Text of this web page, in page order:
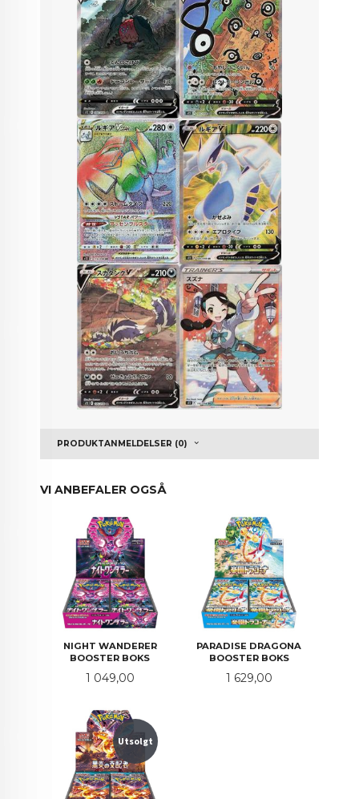
PRODUKTANMELDELSER (0)
VI ANBEFALER OGSÅ
NIGHT WANDERER
BOOSTER BOKS
Pris
1 049,00
PARADISE DRAGONA
BOOSTER BOKS
Pris
1 629,00
Utsolgt